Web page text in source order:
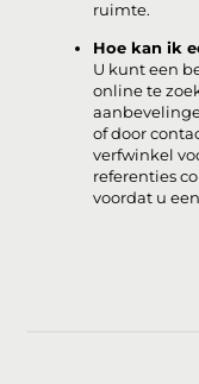
ruimte.
Hoe kan ik
U kunt een
online te
of door
verfwinkel
referenties
voordat u